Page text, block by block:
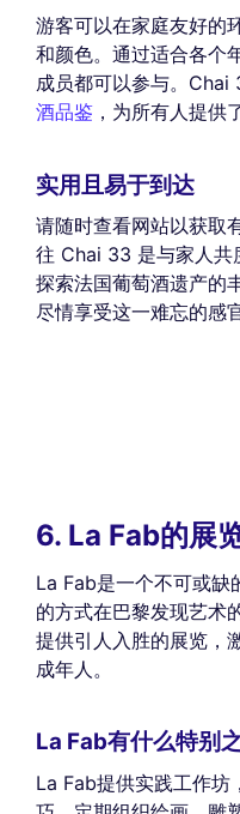
游客可以在家庭友好的
和颜色。通过适合各个
成员都可以参与。Chai
酒品鉴 ，为所有人提供
实用且易于到达
请随时查看网站以获取
往 Chai 33 是与家人共
探索法国葡萄酒遗产的
尽情享受这一难忘的感
6. La Fab的展
La Fab是一个不可或缺
的方式在巴黎发现艺术
提供引人入胜的展览，
成年人。
La Fab有什么特别
La Fab提供实践工作坊